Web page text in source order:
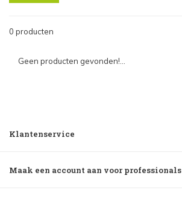
0 producten
Geen producten gevonden!...
Klantenservice
Maak een account aan voor professionals